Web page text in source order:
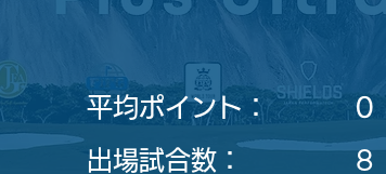
平均ポイント： 0
​出場試合数： 8